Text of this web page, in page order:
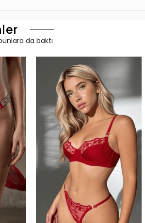
da baktı